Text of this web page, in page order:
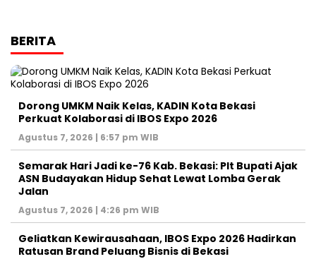
BERITA
Dorong UMKM Naik Kelas, KADIN Kota Bekasi
Perkuat Kolaborasi di IBOS Expo 2026
Agustus 7, 2026 | 6:57 pm WIB
‎Semarak Hari Jadi ke-76 Kab. Bekasi: Plt Bupati Ajak
ASN Budayakan Hidup Sehat Lewat Lomba Gerak
Jalan
Agustus 7, 2026 | 4:26 pm WIB
‎Geliatkan Kewirausahaan, IBOS Expo 2026 Hadirkan
Ratusan Brand Peluang Bisnis di Bekasi